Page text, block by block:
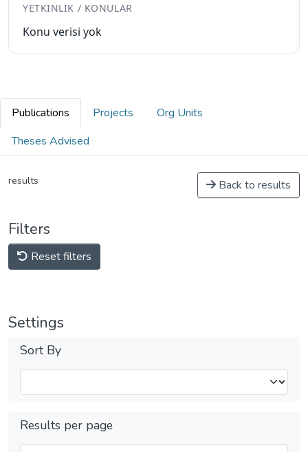
YETKINLIK / KONULAR
Konu verisi yok
Publications Projects
Org Units
Theses Advised
results Back to results
Filters
Reset filters
Settings
Sort By
Results per page